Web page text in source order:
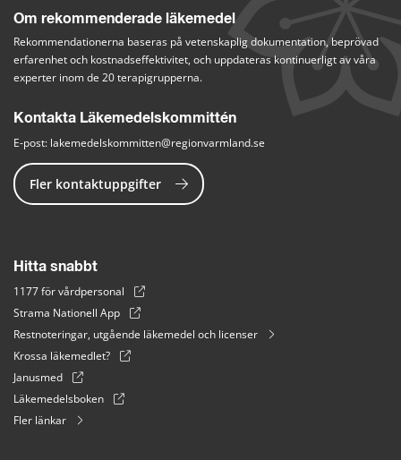
Om rekommenderade läkemedel
Rekommendationerna baseras på vetenskaplig dokumentation, beprövad
erfarenhet och kostnadseffektivitet, och uppdateras kontinuerligt av våra
experter inom de 20 terapigrupperna.
Kontakta Läkemedelskommittén
E-post: lakemedelskommitten@regionvarmland.se
Fler kontaktuppgifter
Hitta snabbt
1177 för vårdpersonal
Strama Nationell App
Restnoteringar, utgående läkemedel och licenser
Krossa läkemedlet?
Janusmed
Läkemedelsboken
Fler länkar